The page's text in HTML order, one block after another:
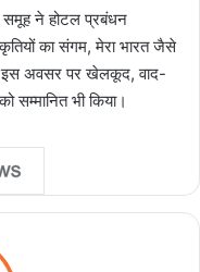
समूह ने होटल प्रबंधन
का संगम, मेरा भारत जैसे
इस अवसर पर खेलकूद, वाद-
सम्मानित भी किया।